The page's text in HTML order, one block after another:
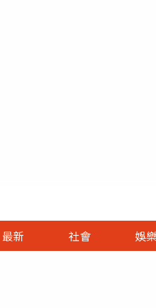
最新 社會 娛樂
娛樂首頁
即時
財經首頁
熱線
政